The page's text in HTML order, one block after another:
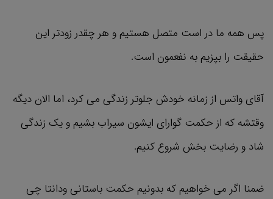
پس همه ما در است متصل هستیم و هر چقدر زودتر این
حقیقت را بپزیم به نفعمون است.
آقای واتس از زمانه خودش جلوتر زندگی می کرد، اما الان دیگه
وقتشه که از حکمت گوارای ایشون سیراب بشیم و یک زندگی
شاد و رضایت بخش شروع کنیم.
ضمنا اگر می خواهیم که بدونیم حکمت باستانی ودانتا چی